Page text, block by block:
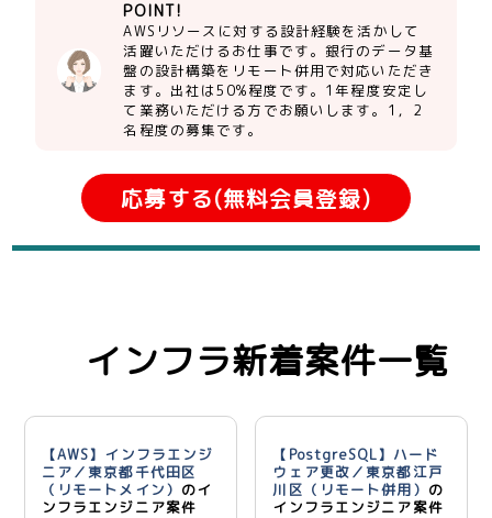
POINT!
AWSリソースに対する設計経験を活かして
活躍いただけるお仕事です。銀行のデータ基
盤の設計構築をリモート併用で対応いただき
ます。出社は50%程度です。1年程度安定し
て業務いただける方でお願いします。1，2
名程度の募集です。
応募する(無料会員登録)
インフラ新着案件一覧
【AWS】インフラエンジ
ニア／東京都千代田区
（リモートメイン） のイ
ンフラエンジニア案件
【PostgreSQL】ハード
ウェア更改／東京都江戸
川区（リモート併用） の
インフラエンジニア案件